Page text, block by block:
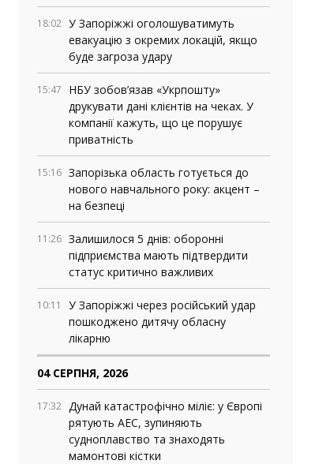
18:02 У Запоріжжі оголошуватимуть
евакуацію з окремих локацій, якщо
буде загроза удару
15:47
НБУ зобов’язав «Укрпошту»
друкувати дані клієнтів на чеках. У
компанії кажуть, що це порушує
приватність
15:16 Запорізька область готується до
нового навчального року: акцент –
на безпеці
11:26 Залишилося 5 днів: оборонні
підприємства мають підтвердити
статус критично важливих
10:11
У Запоріжжі через російський удар
пошкоджено дитячу обласну
лікарню
04 СЕРПНЯ, 2026
17:32 Дунай катастрофічно міліє: у Європі
рятують АЕС, зупиняють
судноплавство та знаходять
мамонтові кістки